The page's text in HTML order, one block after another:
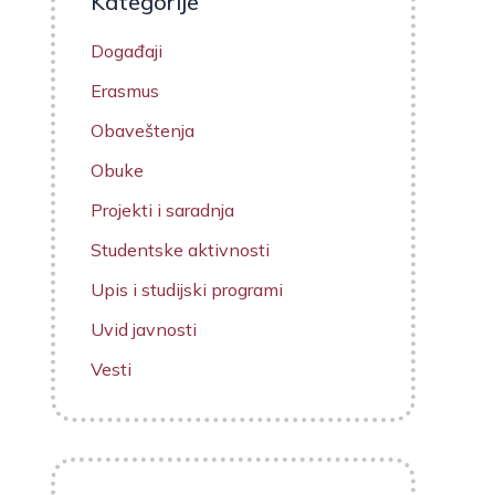
Događaji
Erasmus
Obaveštenja
Obuke
Projekti i saradnja
Studentske aktivnosti
Upis i studijski programi
Uvid javnosti
Vesti